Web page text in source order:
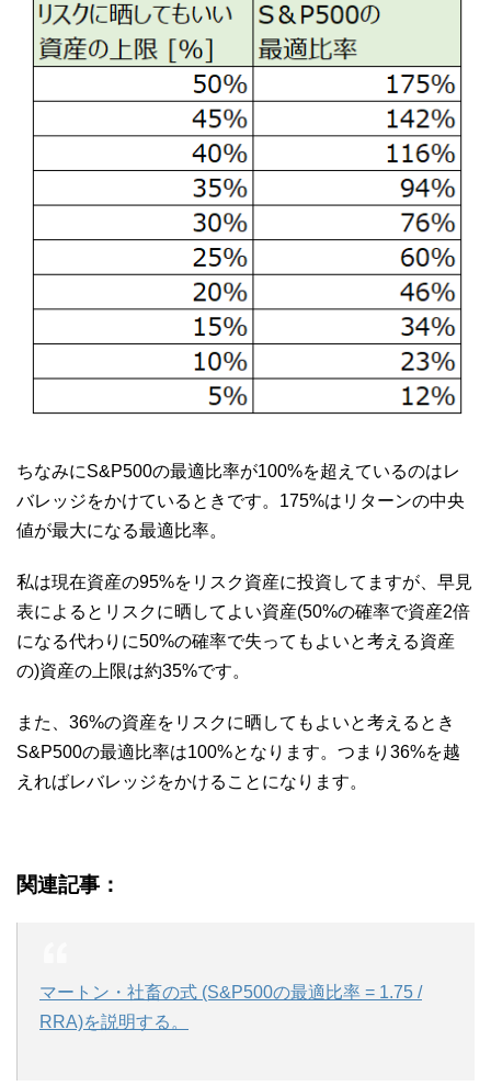
ちなみにS&P500の最適比率が100%を超えているのはレ
バレッジをかけているときです。175%はリターンの中央
値が最大になる最適比率。
私は現在資産の95%をリスク資産に投資してますが、早見
表によるとリスクに晒してよい資産(50%の確率で資産2倍
になる代わりに50%の確率で失ってもよいと考える資産
の)資産の上限は約35%です。
また、36%の資産をリスクに晒してもよいと考えるとき
S&P500の最適比率は100%となります。つまり36%を越
えればレバレッジをかけることになります。
関連記事：
マートン・社畜の式 (S&P500の最適比率 = 1.75 /
RRA)を説明する。